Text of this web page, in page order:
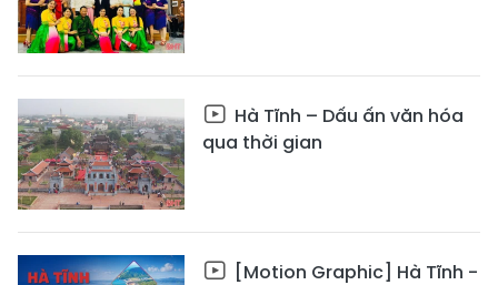
Hà Tĩnh – Dấu ấn văn hóa
qua thời gian
[Motion Graphic] Hà Tĩnh -